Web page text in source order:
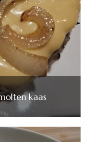
kaas